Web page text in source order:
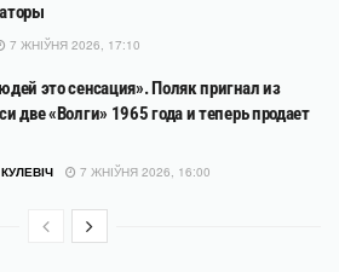
7 ЖНІЎНЯ 2026, 17:10
это сенсация». Поляк пригнал из
две «Волги» 1965 года и теперь продает
7 ЖНІЎНЯ 2026, 16:00